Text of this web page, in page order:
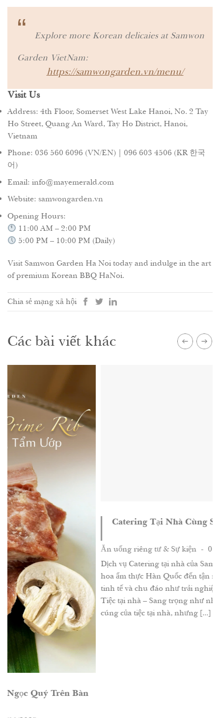
“ Explore more Korean delicaies at Samwon
Garden VietNam:
https://samwongarden.vn/menu/
Visit Us
Address: 4th Floor, Somerset West Lake Hanoi, No. 2 Tay
Ho Street, Quang An Ward, Tay Ho District, Hanoi,
Vietnam
Phone: 036 560 6096 (VN/EN) | 096 603 4506 (KR 한국
어)
Email: info@mayemerald.com
Website: samwongarden.vn
Opening Hours:
11:00 AM – 2:00 PM
5:00 PM – 10:00 PM (Daily)
Visit Samwon Garden Ha Noi today and indulge in the art
of premium Korean BBQ HaNoi.
Chia sẻ mạng xã hội
Các bài viết khác
Bàn
Catering Tại Nhà Cùng Samwon Garden
Ăn uống riêng tư & Sự kiện- 05/11/2025
Dịch vụ Catering tại nhà của Samwon Garden mang
hoa ẩm thực Hàn Quốc đến tận nơi bạn chọn – sang
tinh tế và chu đáo như trải nghiệm tại nhà hàng cao
Tiệc tại nhà – Sang trọng như nhà hàng Bạn yêu sự
cúng của tiệc tại nhà, nhưng [...]